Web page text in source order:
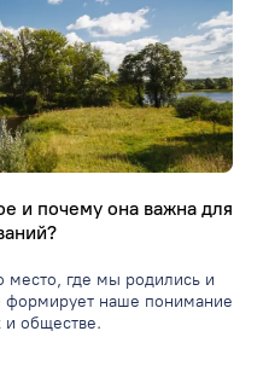
и почему она важна для
место, где мы родились и
формирует наше понимание
и обществе.